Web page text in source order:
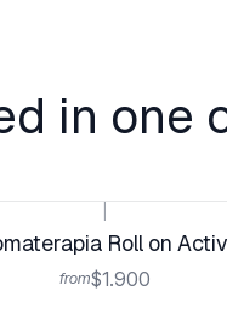
in one
Roll on
from$1.900